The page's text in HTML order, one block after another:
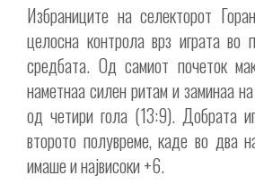
Избраниците на селекторот
целосна контрола врз играта во
средбата. Од самиот почеток
наметнаа силен ритам и заминаа
од четири гола (13:9). Добрата
второто полувреме, каде во два
имаше и највисоки +6.